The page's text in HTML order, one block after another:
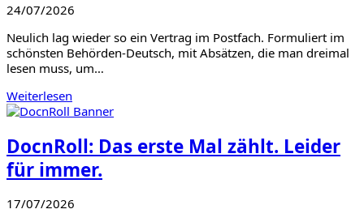
24/07/2026
Neulich lag wieder so ein Vertrag im Postfach. Formuliert im
schönsten Behörden-Deutsch, mit Absätzen, die man dreimal
lesen muss, um…
Weiterlesen
DocnRoll: Das erste Mal zählt. Leider
für immer.
17/07/2026